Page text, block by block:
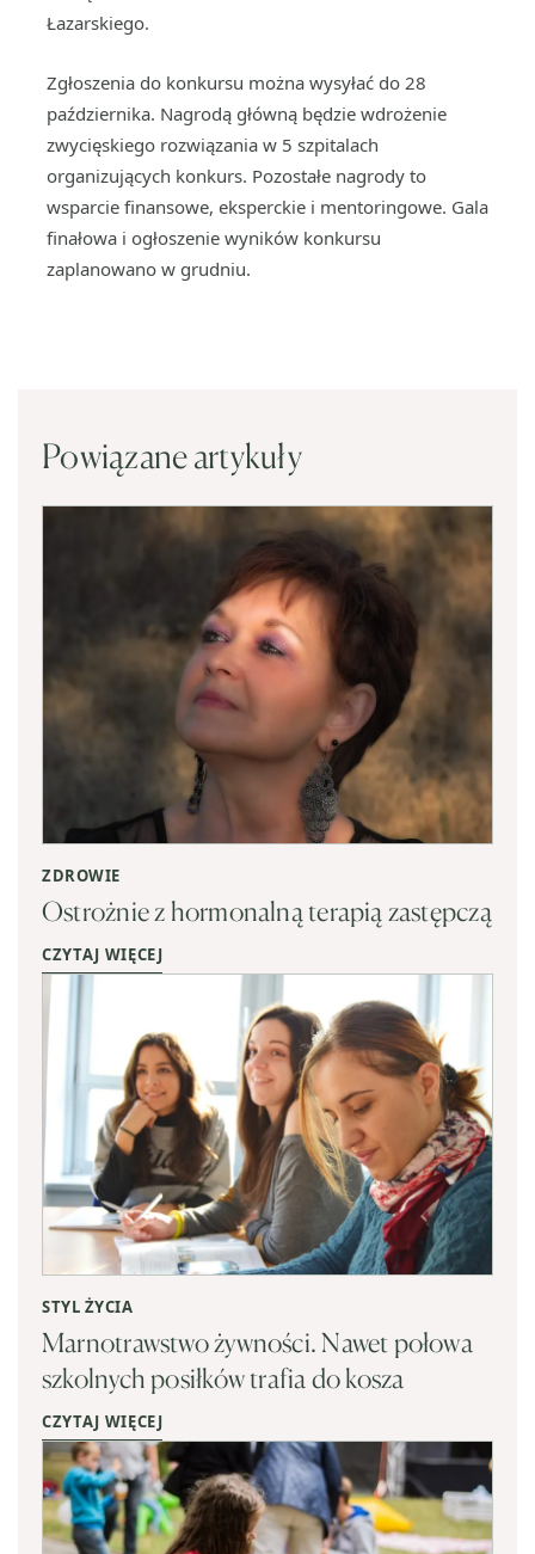
Łazarskiego.
Zgłoszenia do konkursu można wysyłać do 28
października. Nagrodą główną będzie wdrożenie
zwycięskiego rozwiązania w 5 szpitalach
organizujących konkurs. Pozostałe nagrody to
wsparcie finansowe, eksperckie i mentoringowe. Gala
finałowa i ogłoszenie wyników konkursu
zaplanowano w grudniu.
Powiązane artykuły
ZDROWIE
Ostrożnie z hormonalną terapią zastępczą
CZYTAJ WIĘCEJ
STYL ŻYCIA
Marnotrawstwo żywności. Nawet połowa
szkolnych posiłków trafia do kosza
CZYTAJ WIĘCEJ